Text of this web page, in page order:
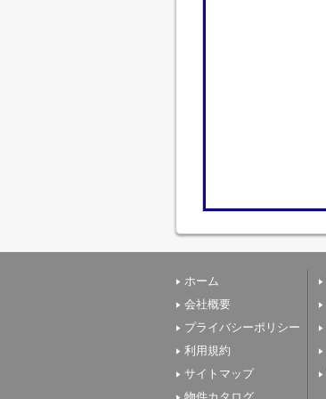
ホーム
会社概要
プライバシーポリシー
利用規約
サイトマップ